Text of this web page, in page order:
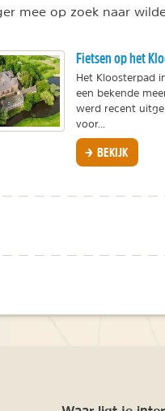
mee op zoek naar
Fietsen op het
Het Kloosterpad
een bekende
werd recent
voor...
BEKIJK